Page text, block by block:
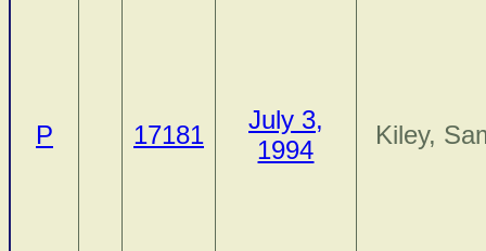
P 17181
July 3,
1994
Kiley,